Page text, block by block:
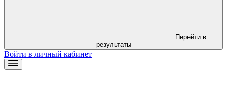
результаты
Войти в личный кабинет